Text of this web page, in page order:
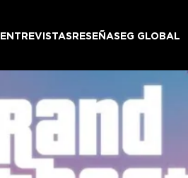
ENTREVISTASRESEÑASEG GLOBAL